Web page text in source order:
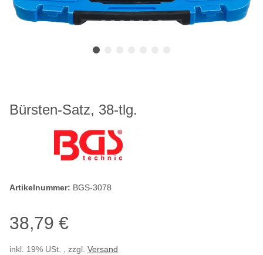
Bürsten-Satz, 38-tlg.
Artikelnummer: BGS-3078
38,79 €
inkl. 19% USt. , zzgl. Versand